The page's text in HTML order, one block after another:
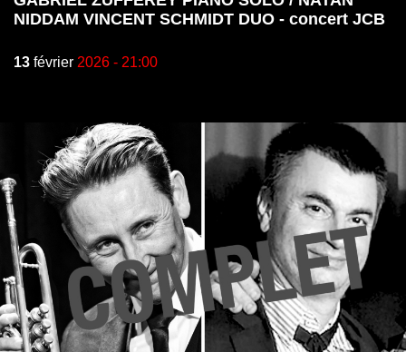
NIDDAM VINCENT SCHMIDT DUO - concert JCB
13 février 2026 - 21:00